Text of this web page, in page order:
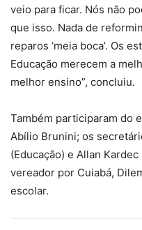
veio para ficar. Nós não
que isso. Nada de
reparos ‘meia boca’. Os
Educação merecem a
melhor ensino”, concluiu.
Também participaram do
Abílio Brunini; os
(Educação) e Allan
vereador por Cuiabá,
escolar.